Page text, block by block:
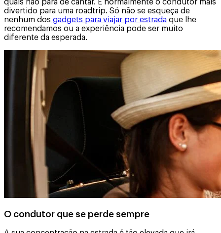
quais não para de cantar. É normalmente o condutor mais
divertido para uma roadtrip. Só não se esqueça de
nenhum dos gadgets para viajar por estrada que lhe
recomendamos ou a experiência pode ser muito
diferente da esperada.
O condutor que se perde sempre